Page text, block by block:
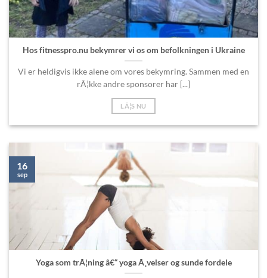
Hos fitnesspro.nu bekymrer vi os om befolkningen i Ukraine
Vi er heldigvis ikke alene om vores bekymring. Sammen med en
rÃ¦kke andre sponsorer har [...]
LÃ¦S NU
Yoga som trÃ¦ning â€“ yoga Ã¸velser og sunde fordele
16
sep